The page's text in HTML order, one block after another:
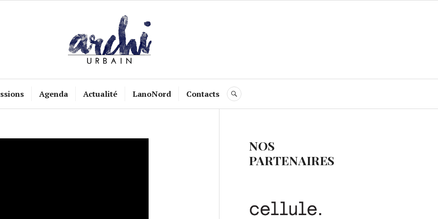
Agenda Actualité LanoNord Contacts RECHERCHE
NOS
PARTENAIRES